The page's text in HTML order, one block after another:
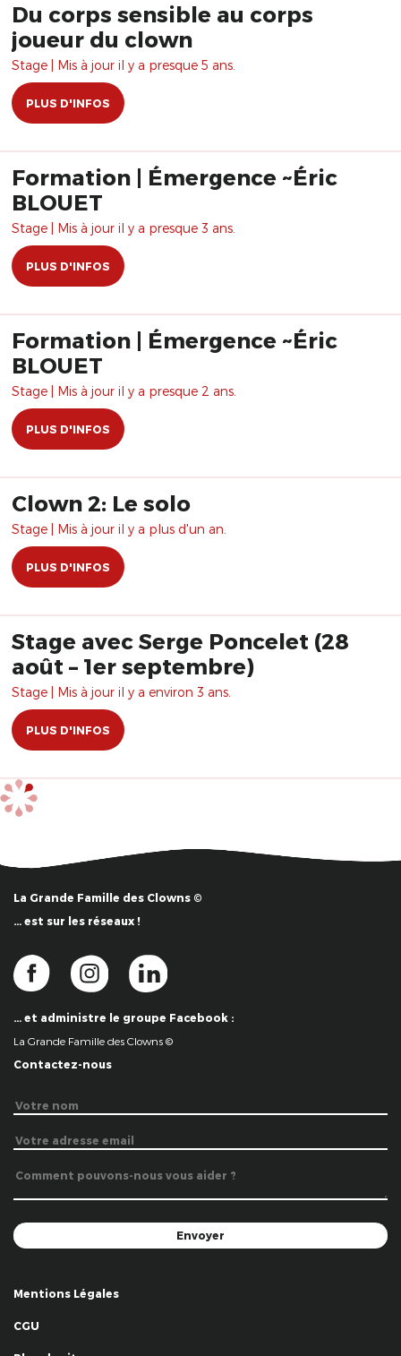
Du corps sensible au corps
joueur du clown
Stage | Mis à jour il y a presque 5 ans.
PLUS D'INFOS
Formation | Émergence ~Éric
BLOUET
Stage | Mis à jour il y a presque 3 ans.
PLUS D'INFOS
Formation | Émergence ~Éric
BLOUET
Stage | Mis à jour il y a presque 2 ans.
PLUS D'INFOS
Clown 2: Le solo
Stage | Mis à jour il y a plus d'un an.
PLUS D'INFOS
Stage avec Serge Poncelet (28
août – 1er septembre)
Stage | Mis à jour il y a environ 3 ans.
PLUS D'INFOS
La Grande Famille des Clowns ©
… est sur les réseaux !
… et administre le groupe Facebook :
La Grande Famille des Clowns ©
Contactez-nous
Mentions Légales
CGU